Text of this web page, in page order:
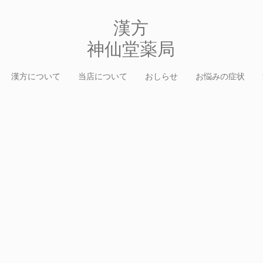
​漢方
​神仙堂薬局
漢方について 当店について おしらせ お悩みの症状